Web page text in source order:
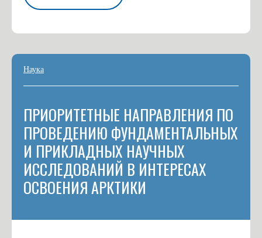
Наука
ПРИОРИТЕТНЫЕ НАПРАВЛЕНИЯ ПО
ПРОВЕДЕНИЮ ФУНДАМЕНТАЛЬНЫХ
И ПРИКЛАДНЫХ НАУЧНЫХ
ИССЛЕДОВАНИЙ В ИНТЕРЕСАХ
ОСВОЕНИЯ АРКТИКИ